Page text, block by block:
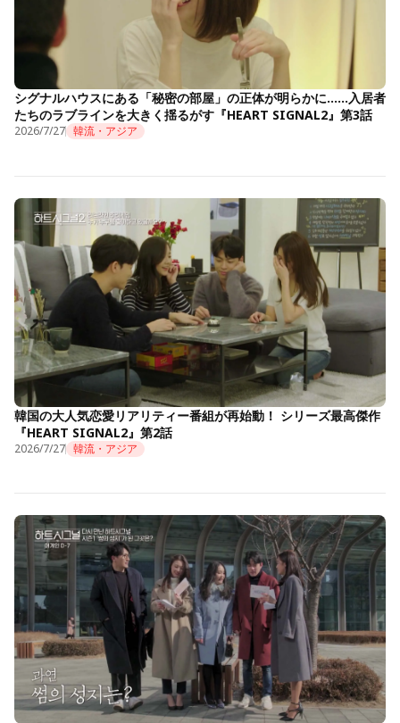
シグナルハウスにある「秘密の部屋」の正体が明らかに……入居者
たちのラブラインを大きく揺るがす『HEART SIGNAL2』第3話
2026/7/27 韓流・アジア
韓国の大人気恋愛リアリティー番組が再始動！ シリーズ最高傑作
『HEART SIGNAL2』第2話
2026/7/27 韓流・アジア